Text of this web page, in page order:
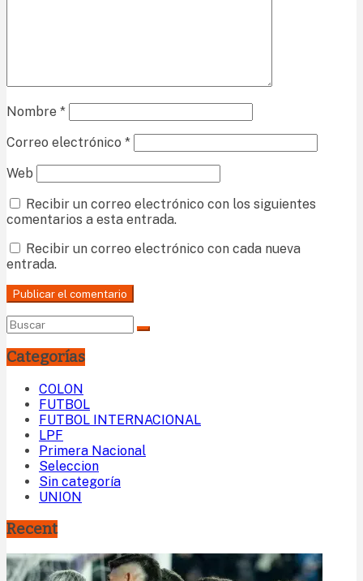
Nombre *
Correo electrónico *
Web
Recibir un correo electrónico con los siguientes
comentarios a esta entrada.
Recibir un correo electrónico con cada nueva
entrada.
Categorías
COLON
FUTBOL
FUTBOL INTERNACIONAL
LPF
Primera Nacional
Seleccion
Sin categoría
UNION
Recent